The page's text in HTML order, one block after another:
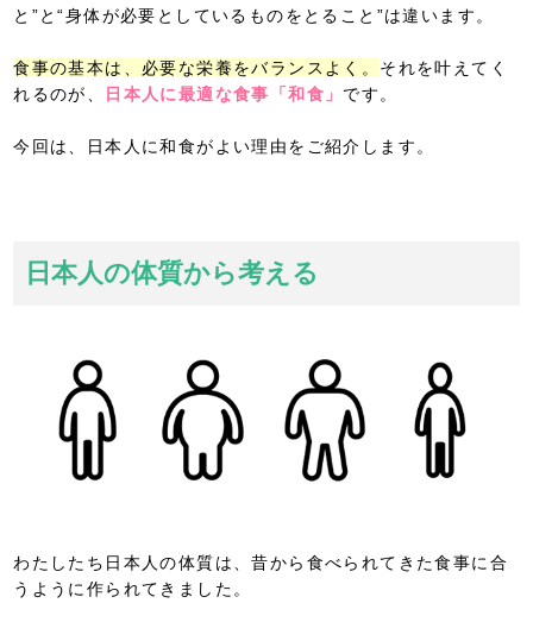
と”と“身体が必要としているものをとること”は違います。
食事の基本は、必要な栄養をバランスよく。 それを叶えてく
れるのが、
日本人に最適な食事「和食」 です。
今回は、日本人に和食がよい理由をご紹介します。
日本人の体質から考える
わたしたち日本人の体質は、昔から食べられてきた食事に合
うように作られてきました。